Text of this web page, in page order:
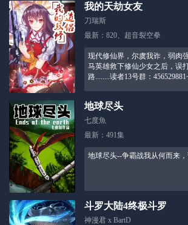
我的天劫女友
刀瑞斯
最新：820、超音裂空拳
现代修仙界，尔虞我诈，弱肉
马英雄救下修仙少女之后，误
路........读者13号群：
地球尽头
七度魚
最新：491集
地球尽头--争霸战我从何而来，
斗罗大陆4终极斗罗
神漫君 x BartD